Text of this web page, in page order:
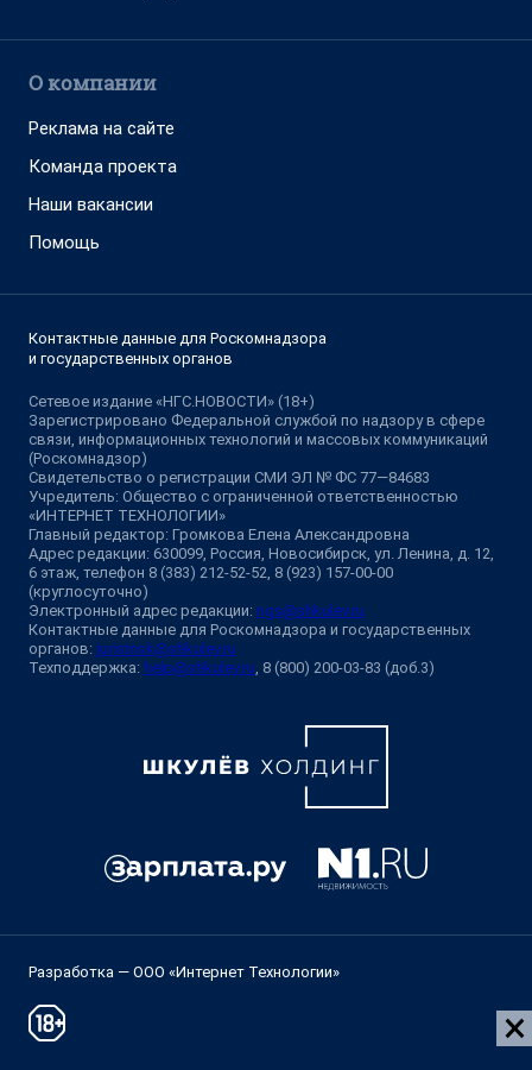
О компании
Реклама на сайте
Команда проекта
Наши вакансии
Помощь
Контактные данные для Роскомнадзора
и государственных органов
Сетевое издание «НГС.НОВОСТИ» (18+)
Зарегистрировано Федеральной службой по надзору в сфере
связи, информационных технологий и массовых коммуникаций
(Роскомнадзор)
Свидетельство о регистрации СМИ ЭЛ № ФС 77—84683
Учредитель: Общество с ограниченной ответственностью
«ИНТЕРНЕТ ТЕХНОЛОГИИ»
Главный редактор: Громкова Елена Александровна
Адрес редакции: 630099, Россия, Новосибирск, ул. Ленина, д. 12,
6 этаж, телефон 8 (383) 212-52-52, 8 (923) 157-00-00
(круглосуточно)
Электронный адрес редакции: ngs@shkulev.ru
Контактные данные для Роскомнадзора и государственных
органов: juristnsk@shkulev.ru
Техподдержка: help@shkulev.ru , 8 (800) 200-03-83 (доб.3)
Разработка — ООО «Интернет Технологии»